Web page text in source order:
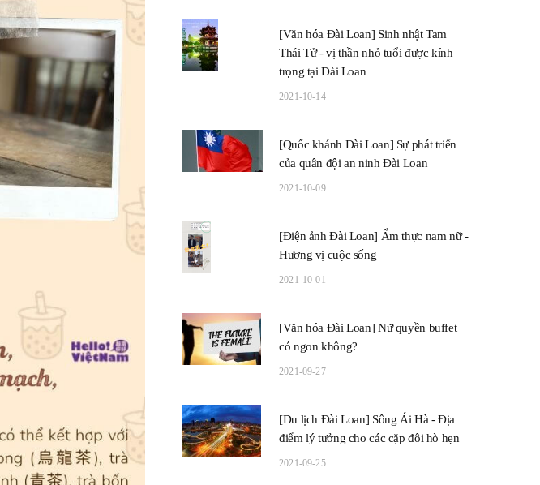
[Văn hóa Đài Loan] Sinh nhật Tam
Thái Tử - vị thần nhỏ tuổi được kính
trọng tại Đài Loan
2021-10-14
[Quốc khánh Đài Loan] Sự phát triển
của quân đội an ninh Đài Loan
2021-10-09
[Điện ảnh Đài Loan] Ẩm thực nam nữ -
Hương vị cuộc sống
2021-10-01
[Văn hóa Đài Loan] Nữ quyền buffet
có ngon không?
2021-09-27
[Du lịch Đài Loan] Sông Ái Hà - Địa
điểm lý tưởng cho các cặp đôi hò hẹn
2021-09-25